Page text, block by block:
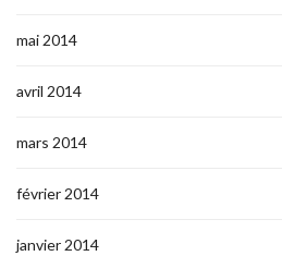
mai 2014
avril 2014
mars 2014
février 2014
janvier 2014